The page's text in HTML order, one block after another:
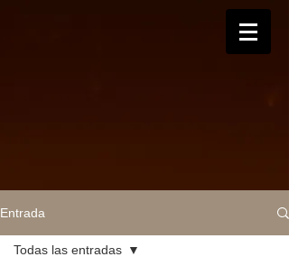
Entrada
Todas las entradas